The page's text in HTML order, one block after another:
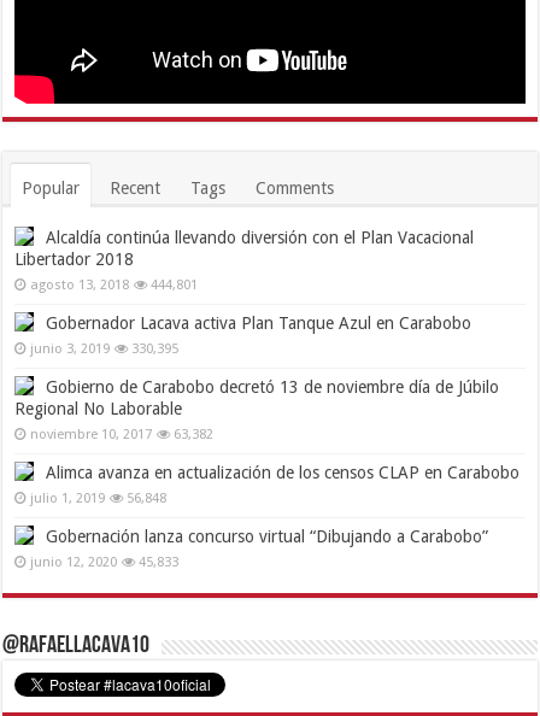
Popular Recent Tags Comments
Alcaldía continúa llevando diversión con el Plan Vacacional
Libertador 2018
agosto 13, 2018 444,801
Gobernador Lacava activa Plan Tanque Azul en Carabobo
junio 3, 2019 330,395
Gobierno de Carabobo decretó 13 de noviembre día de Júbilo
Regional No Laborable
noviembre 10, 2017 63,382
Alimca avanza en actualización de los censos CLAP en Carabobo
julio 1, 2019 56,848
Gobernación lanza concurso virtual “Dibujando a Carabobo”
junio 12, 2020 45,833
@RafaelLacava10